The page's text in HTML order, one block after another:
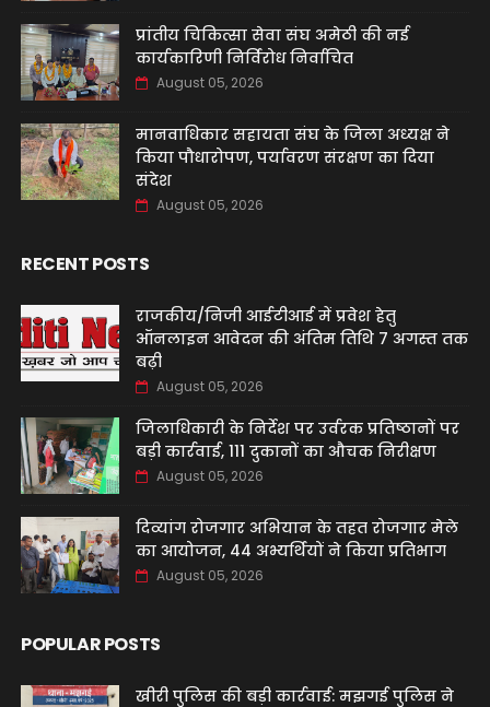
प्रांतीय चिकित्सा सेवा संघ अमेठी की नई
कार्यकारिणी निर्विरोध निर्वाचित
August 05, 2026
मानवाधिकार सहायता संघ के जिला अध्यक्ष ने
किया पौधारोपण, पर्यावरण संरक्षण का दिया
संदेश
August 05, 2026
RECENT POSTS
राजकीय/निजी आईटीआई में प्रवेश हेतु
ऑनलाइन आवेदन की अंतिम तिथि 7 अगस्त तक
बढ़ी
August 05, 2026
जिलाधिकारी के निर्देश पर उर्वरक प्रतिष्ठानों पर
बड़ी कार्रवाई, 111 दुकानों का औचक निरीक्षण
August 05, 2026
दिव्यांग रोजगार अभियान के तहत रोजगार मेले
का आयोजन, 44 अभ्यर्थियों ने किया प्रतिभाग
August 05, 2026
POPULAR POSTS
खीरी पुलिस की बड़ी कार्रवाई: मझगई पुलिस ने